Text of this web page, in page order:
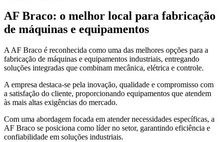
AF Braco: o melhor local para fabricação
de máquinas e equipamentos
A AF Braco é reconhecida como uma das melhores opções para a
fabricação de máquinas e equipamentos industriais, entregando
soluções integradas que combinam mecânica, elétrica e controle.
A empresa destaca-se pela inovação, qualidade e compromisso com
a satisfação do cliente, proporcionando equipamentos que atendem
às mais altas exigências do mercado.
Com uma abordagem focada em atender necessidades específicas, a
AF Braco se posiciona como líder no setor, garantindo eficiência e
confiabilidade em soluções industriais.